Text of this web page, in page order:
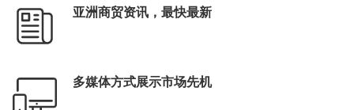
亚洲商贸资讯，最快最新
多媒体方式展示市场先机